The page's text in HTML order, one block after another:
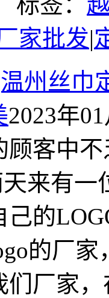
家批发|
州丝巾
2023年
顾客中
来有
己的
的厂
们厂家